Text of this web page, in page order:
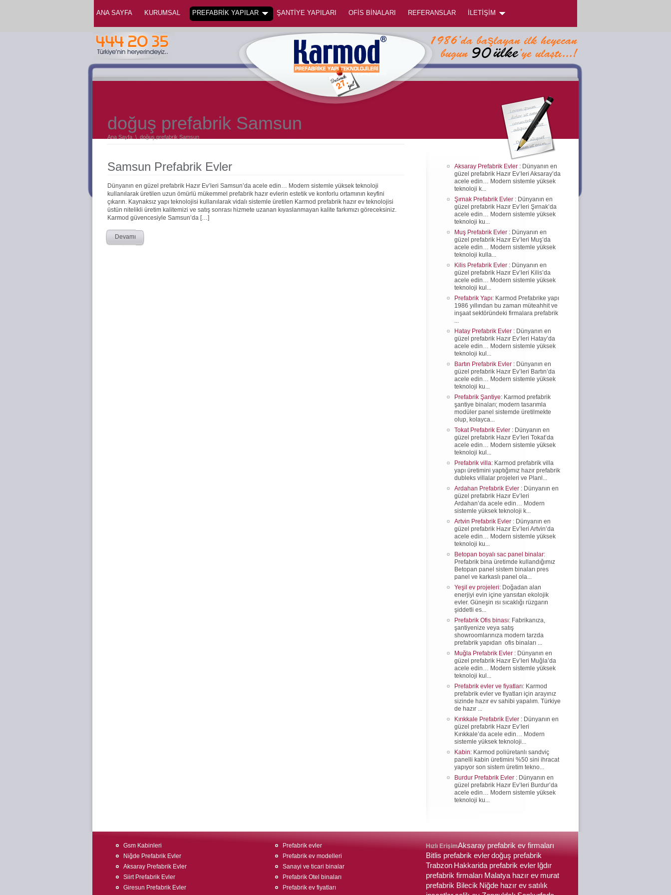
ANA SAYFA KURUMSAL PREFABRİK YAPILAR ŞANTİYE YAPILARI OFİS BİNALARI REFERANSLAR İLETİŞİM
doğuş prefabrik Samsun
Ana Sayfa \ doğuş prefabrik Samsun
Samsun Prefabrik Evler
Dünyanın en güzel prefabrik Hazır Ev’leri Samsun’da acele edin… Modern sistemle yüksek teknoloji
kullanılarak üretilen uzun ömürlü mükemmel prefabrik hazır evlerin estetik ve konforlu ortamının keyfini
çıkarın. Kaynaksız yapı teknolojisi kullanılarak vidalı sistemle üretilen Karmod prefabrik hazır ev teknolojisi
üstün nitelikli üretim kalitemizi ve satış sonrası hizmete uzanan kıyaslanmayan kalite farkımızı göreceksiniz.
Karmod güvencesiyle Samsun’da […]
Devamı
Aksaray Prefabrik Evler : Dünyanın en
güzel prefabrik Hazır Ev’leri Aksaray’da
acele edin… Modern sistemle yüksek
teknoloji k...
Şırnak Prefabrik Evler : Dünyanın en
güzel prefabrik Hazır Ev’leri Şırnak’da
acele edin… Modern sistemle yüksek
teknoloji ku...
Muş Prefabrik Evler : Dünyanın en
güzel prefabrik Hazır Ev’leri Muş’da
acele edin… Modern sistemle yüksek
teknoloji kulla...
Kilis Prefabrik Evler : Dünyanın en
güzel prefabrik Hazır Ev’leri Kilis’da
acele edin… Modern sistemle yüksek
teknoloji kul...
Prefabrik Yapı: Karmod Prefabrike yapı
1986 yıllından bu zaman müteahhit ve
inşaat sektöründeki firmalara prefabrik
...
Hatay Prefabrik Evler : Dünyanın en
güzel prefabrik Hazır Ev’leri Hatay’da
acele edin… Modern sistemle yüksek
teknoloji kul...
Bartın Prefabrik Evler : Dünyanın en
güzel prefabrik Hazır Ev’leri Bartın’da
acele edin… Modern sistemle yüksek
teknoloji ku...
Prefabrik Şantiye: Karmod prefabrik
şantiye binaları; modern tasarımla
modüler panel sistemde üretilmekte
olup, kolayca...
Tokat Prefabrik Evler : Dünyanın en
güzel prefabrik Hazır Ev’leri Tokat’da
acele edin… Modern sistemle yüksek
teknoloji kul...
Prefabrik villa: Karmod prefabrik villa
yapı üretimini yaptığımız hazır prefabrik
dubleks villalar projeleri ve Planl...
Ardahan Prefabrik Evler : Dünyanın en
güzel prefabrik Hazır Ev’leri
Ardahan’da acele edin… Modern
sistemle yüksek teknoloji k...
Artvin Prefabrik Evler : Dünyanın en
güzel prefabrik Hazır Ev’leri Artvin’da
acele edin… Modern sistemle yüksek
teknoloji ku...
Betopan boyalı sac panel binalar:
Prefabrik bina üretimde kullandığımız
Betopan panel sistem binaları pres
panel ve karkaslı panel ola...
Yeşil ev projeleri: Doğadan alan
enerjiyi evin içine yansıtan ekolojik
evler. Güneşin ısı sıcaklığı rüzgarın
şiddetli es...
Prefabrik Ofis binası: Fabrikanıza,
şantiyenize veya satış
showroomlarınıza modern tarzda
prefabrik yapıdan ofis binaları ...
Muğla Prefabrik Evler : Dünyanın en
güzel prefabrik Hazır Ev’leri Muğla’da
acele edin… Modern sistemle yüksek
teknoloji kul...
Prefabrik evler ve fiyatları: Karmod
prefabrik evler ve fiyatları için arayınız
sizinde hazır ev sahibi yapalım. Türkiye
de hazır ...
Kırıkkale Prefabrik Evler : Dünyanın en
güzel prefabrik Hazır Ev’leri
Kırıkkale’da acele edin… Modern
sistemle yüksek teknoloji...
Kabin: Karmod poliüretanlı sandviç
panelli kabin üretimini %50 sini ihracat
yapıyor son sistem üretim tekno...
Burdur Prefabrik Evler : Dünyanın en
güzel prefabrik Hazır Ev’leri Burdur’da
acele edin… Modern sistemle yüksek
teknoloji ku...
Gsm Kabinleri
Niğde Prefabrik Evler
Aksaray Prefabrik Evler
Siirt Prefabrik Evler
Giresun Prefabrik Evler
Prefabrik evler
Prefabrik ev modelleri
Sanayi ve ticari binalar
Prefabrik Otel binaları
Prefabrik ev fiyatları
Hızlı ErişimAksaray prefabrik ev firmaları
Bitlis prefabrik evlerdoğuş prefabrik
Trabzon Hakkarida prefabrik evler Iğdır
prefabrik firmaları Malatya hazır ev murat
prefabrik Bilecik Niğde hazır evsatılık